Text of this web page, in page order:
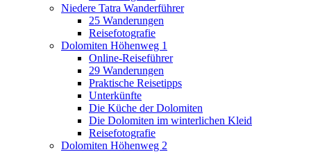
Niedere Tatra Wanderführer
25 Wanderungen
Reisefotografie
Dolomiten Höhenweg 1
Online-Reiseführer
29 Wanderungen
Praktische Reisetipps
Unterkünfte
Die Küche der Dolomiten
Die Dolomiten im winterlichen Kleid
Reisefotografie
Dolomiten Höhenweg 2